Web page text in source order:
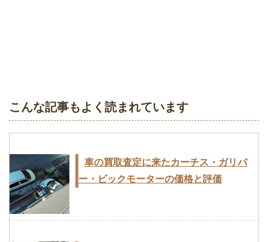
こんな記事もよく読まれています
車の買取査定に来たカーチス・ガリバ
ー・ビックモーターの価格と評価